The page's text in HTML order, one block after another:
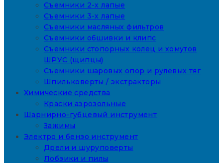
Съемники 2-х лапые
Съемники 3-х лапые
Съемники масляных фильтров
Съемники обшивки и клипс
Съемники стопорных колец и хомутов
ШРУС (щипцы)
Съемники шаровых опор и рулевых тяг
Шпильковерты / экстракторы
Химические средства
Краски аэрозольные
Шарнирно-губцевый инструмент
Зажимы
Электро и бензо инструмент
Дрели и шуруповерты
Лобзики и пилы